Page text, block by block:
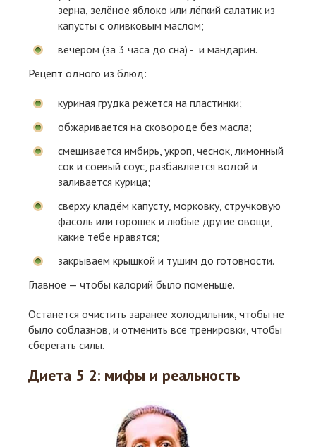
зерна, зелёное яблоко или лёгкий салатик из
капусты с оливковым маслом;
вечером (за 3 часа до сна) - и мандарин.
Рецепт одного из блюд:
куриная грудка режется на пластинки;
обжаривается на сковороде без масла;
смешивается имбирь, укроп, чеснок, лимонный
сок и соевый соус, разбавляется водой и
заливается курица;
сверху кладём капусту, морковку, стручковую
фасоль или горошек и любые другие овощи,
какие тебе нравятся;
закрываем крышкой и тушим до готовности.
Главное — чтобы калорий было поменьше.
Останется очистить заранее холодильник, чтобы не
было соблазнов, и отменить все тренировки, чтобы
сберегать силы.
Диета 5 2: мифы и реальность